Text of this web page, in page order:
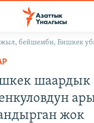
жыл, бейшемби, Бишкек
шаардык
жок